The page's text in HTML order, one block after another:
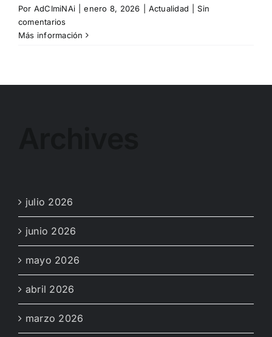
Por AdCImiNAi enero 8, 2026 Actualidad
Sin
comentarios
Más información
julio 2026
junio 2026
mayo 2026
abril 2026
marzo 2026